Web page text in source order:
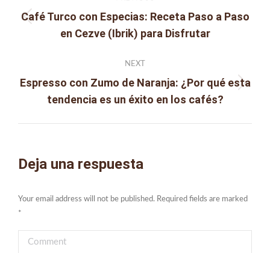
navigation
Previous
post:
Café Turco con Especias: Receta Paso a Paso
en Cezve (Ibrik) para Disfrutar
NEXT
Next
post:
Espresso con Zumo de Naranja: ¿Por qué esta
tendencia es un éxito en los cafés?
Deja una respuesta
Your email address will not be published. Required fields are marked
*
Comment